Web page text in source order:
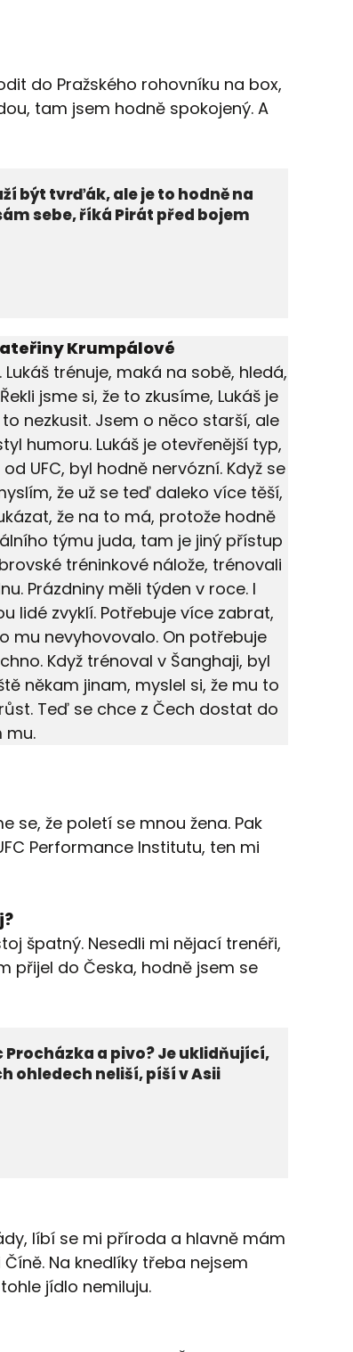
do Pražského rohovníku na box,
tam jsem hodně spokojený. A
být tvrďák, ale je to hodně na
sebe, říká Pirát před bojem
Krumpálové
trénuje, maká na sobě, hledá,
jsme si, že to zkusíme, Lukáš je
nezkusit. Jsem o něco starší, ale
humoru. Lukáš je otevřenější typ,
UFC, byl hodně nervózní. Když se
že už se teď daleko více těší,
že na to má, protože hodně
týmu juda, tam je jiný přístup
tréninkové nálože, trénovali
Prázdniny měli týden v roce. I
lidé zvyklí. Potřebuje více zabrat,
mu nevyhovovalo. On potřebuje
Když trénoval v Šanghaji, byl
někam jinam, myslel si, že mu to
Teď se chce z Čech dostat do
mu.
se, že poletí se mnou žena. Pak
Performance Institutu, ten mi
špatný. Nesedli mi nějací trenéři,
přijel do Česka, hodně jsem se
a pivo? Je uklidňující,
ohledech neliší, píší v Asii
líbí se mi příroda a hlavně mám
Na knedlíky třeba nejsem
jídlo nemiluju.